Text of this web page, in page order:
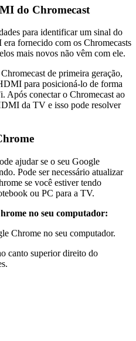
do Chromecast
para identificar um sinal do
fornecido com os Chromecasts
mais novos não vêm com ele.
de primeira geração,
para posicioná-lo de forma
Após conectar o Chromecast ao
da TV e isso pode resolver
ajudar se o seu Google
Pode ser necessário atualizar
se você estiver tendo
ou PC para a TV.
no seu computador:
Chrome no seu computador.
canto superior direito do